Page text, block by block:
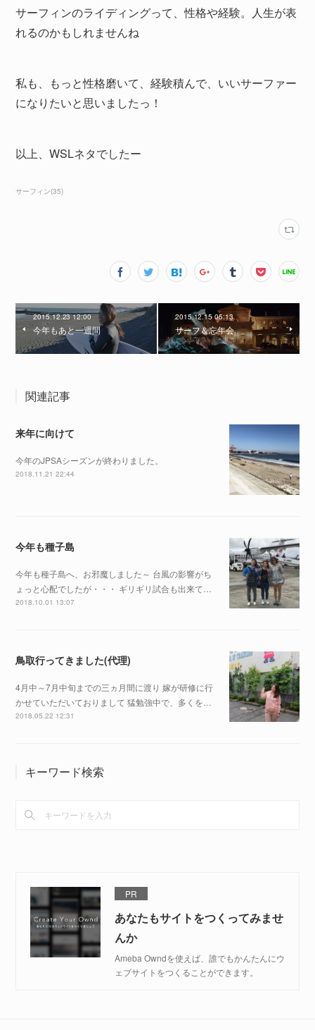
サーフィンのライディングって、性格や経験。人生が表
れるのかもしれませんね
私も、もっと性格磨いて、経験積んで、いいサーファー
になりたいと思いましたっ！
以上、WSLネタでしたー
サーフィン(35)
2015.12.23 12:00
今年もあと一週間
2015.12.15 05:13
サーフ＆忘年会
関連記事
来年に向けて
今年のJPSAシーズンが終わりました。
2018.11.21 22:44
今年も種子島
今年も種子島へ、お邪魔しました～ 台風の影響がち
ょっと心配でしたが・・・ ギリギリ試合も出来て…
2018.10.01 13:07
鳥取行ってきました(代理)
4月中～7月中旬までの三ヵ月間に渡り 嫁が研修に行
かせていただいておりまして 猛勉強中で、多くを…
2018.05.22 12:31
キーワード検索
PR
あなたもサイトをつくってみませ
んか
Ameba Owndを使えば、誰でもかんたんにウ
ェブサイトをつくることができます。